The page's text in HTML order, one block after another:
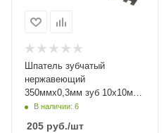
Шпатель зубчатый
нержавеющий
350ммх0,3мм зуб 10х10мм
Stayer
В наличии: 6
205 руб./шт